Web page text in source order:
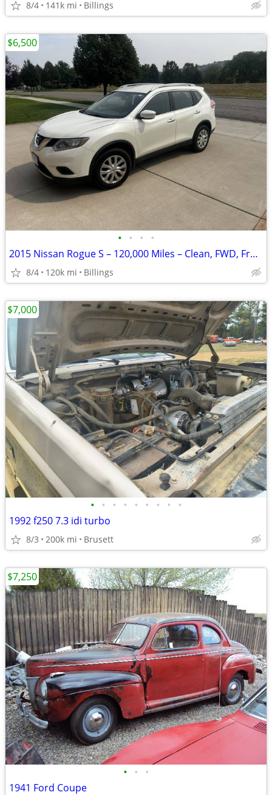
8/4 141k mi Billings
• • • •
2015 Nissan Rogue S – 120,000 Miles – Clean, FWD, Freshly Detailed Pr
8/4 120k mi Billings
$6,500
• • • • • • • • •
1992 f250 7.3 idi turbo
8/3 200k mi Brusett
$7,000
• • •
1941 Ford Coupe
$7,250